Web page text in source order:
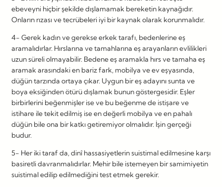
ebeveyni hiçbir şekilde dışlamamak bereketin kaynağıdır.
Onların rızası ve tecrübeleri iyi bir kaynak olarak korunmalıdır.
4- Gerek kadın ve gerekse erkek tarafı, bedenlerine eş
aramalıdırlar. Hırslarına ve tamahlarına eş arayanların evlilikleri
uzun süreli olmayabilir. Bedene eş aramakla hırs ve tamaha eş
aramak arasındaki en bariz fark, mobilya ve ev eşyasında,
düğün tarzında ortaya çıkar. Uygun bir eş adayını sunta ve
boya eksiğinden ötürü dışlamak bunun göstergesidir. Eşler
birbirlerini beğenmişler ise ve bu beğenme de istişare ve
istihare ile tekit edilmiş ise en değerli mobilya ve en pahalı
düğün bile ona bir katkı getiremiyor olmalıdır. İşin gerçeği
budur.
5- Her iki taraf da, dinî hassasiyetlerin suistimal edilmesine karşı
basiretli davranmalıdırlar. Mehir bile istemeyen bir samimiyetin
suistimal edilip edilmediğini test etmek gerekir.